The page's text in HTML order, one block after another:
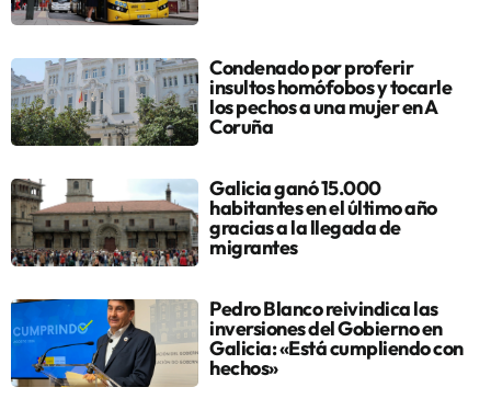
Condenado por proferir
insultos homófobos y tocarle
los pechos a una mujer en A
Coruña
Galicia ganó 15.000
habitantes en el último año
gracias a la llegada de
migrantes
Pedro Blanco reivindica las
inversiones del Gobierno en
Galicia: «Está cumpliendo con
hechos»